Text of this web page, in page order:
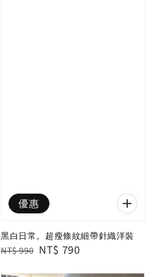
優惠
黑白日常。超瘦條紋細帶針織洋裝
Regular
NT$ 990 Sale
NT$ 790